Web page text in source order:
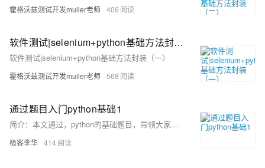
霍格沃兹测试开发muller老师 406
软件测试|selenium+python基础方法封装（一）
软件测试|selenium+python基础方法封装（一）
霍格沃兹测试开发muller老师 568
通过题目入门python基础1
简介：本文通过，python的基础题目，带领大家入门python的基础语法，以实用主义为主。
极客李华 414